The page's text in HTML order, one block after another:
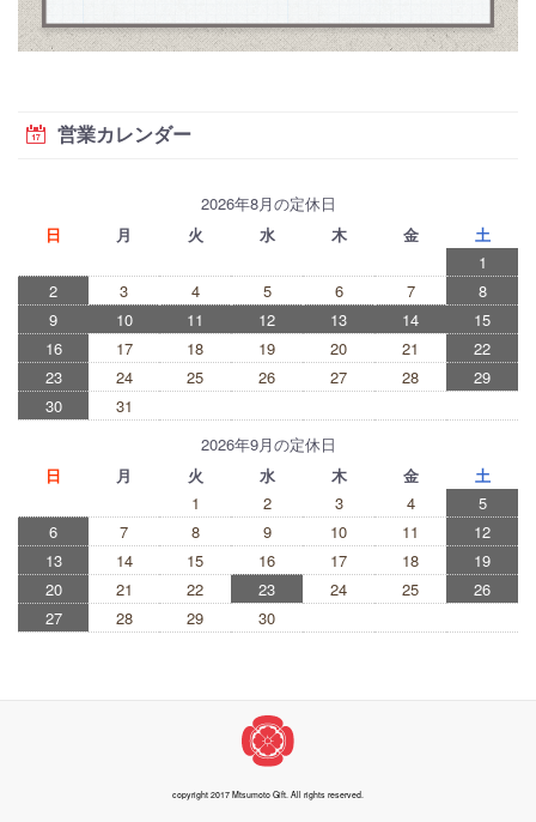
営業カレンダー
2026年8月の定休日
日
月 火 水 木 金
土
1
2
3 4 5 6 7
8
9
10 11 12 13 14
15
16
17 18 19 20 21
22
23
24 25 26 27 28
29
30
31
2026年9月の定休日
日
月 火 水 木 金
土
1
2 3 4
5
6
7 8 9 10 11
12
13
14 15 16 17 18
19
20
21 22 23 24 25
26
27
28 29 30
copyright 2017 Mtsumoto Gift. All rights reserved.